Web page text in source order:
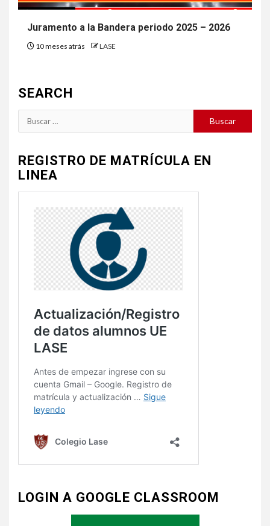
Juramento a la Bandera periodo 2025 – 2026
10 meses atrás LASE
SEARCH
Buscar:
REGISTRO DE MATRÍCULA EN
LINEA
LOGIN A GOOGLE CLASSROOM